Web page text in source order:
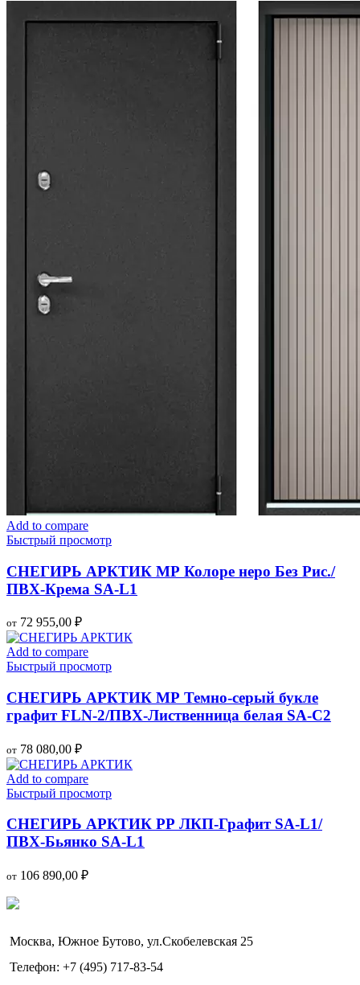
Add to compare
Быстрый просмотр
СНЕГИРЬ АРКТИК МР Колоре неро Без Рис./
ПВХ-Крема SA-L1
от 72 955,00 ₽
Add to compare
Быстрый просмотр
СНЕГИРЬ АРКТИК МР Темно-серый букле
графит FLN-2/ПВХ-Лиственница белая SA-C2
от 78 080,00 ₽
Add to compare
Быстрый просмотр
СНЕГИРЬ АРКТИК РР ЛКП-Графит SA-L1/
ПВХ-Бьянко SA-L1
от 106 890,00 ₽
Москва, Южное Бутово, ул.Скобелевская 25
Телефон: +7 (495) 717-83-54